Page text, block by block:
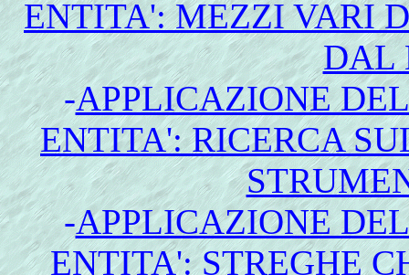
ENTITA': MEZZI VARI
DAL
-APPLICAZIONE
ENTITA': RICERCA
-APPLICAZIONE
ENTITA': STREGHE